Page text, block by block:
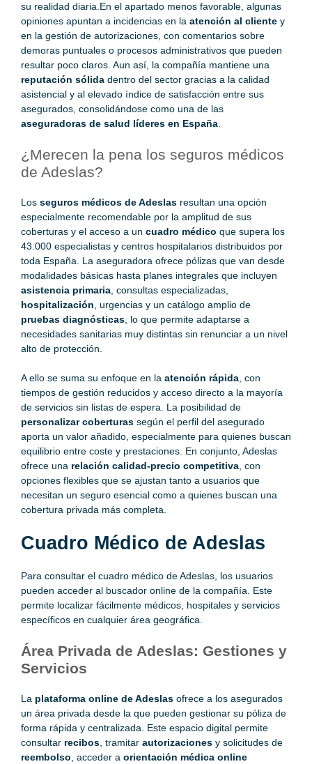
su realidad diaria.En el apartado menos favorable, algunas
opiniones apuntan a incidencias en la atención al cliente y
en la gestión de autorizaciones, con comentarios sobre
demoras puntuales o procesos administrativos que pueden
resultar poco claros. Aun así, la compañía mantiene una
reputación sólida dentro del sector gracias a la calidad
asistencial y al elevado índice de satisfacción entre sus
asegurados, consolidándose como una de las
aseguradoras de salud líderes en España
¿Merecen la pena los seguros médicos
de Adeslas?
Los seguros médicos de Adeslas resultan una opción
especialmente recomendable por la amplitud de sus
coberturas y el acceso a un cuadro médico que supera los
43.000 especialistas y centros hospitalarios distribuidos por
toda España. La aseguradora ofrece pólizas que van desde
modalidades básicas hasta planes integrales que incluyen
asistencia primaria , consultas especializadas,
hospitalización , urgencias y un catálogo amplio de
pruebas diagnósticas , lo que permite adaptarse a
necesidades sanitarias muy distintas sin renunciar a un nivel
alto de protección.
A ello se suma su enfoque en la atención rápida , con
tiempos de gestión reducidos y acceso directo a la mayoría
de servicios sin listas de espera. La posibilidad de
personalizar coberturas según el perfil del asegurado
aporta un valor añadido, especialmente para quienes buscan
equilibrio entre coste y prestaciones. En conjunto, Adeslas
ofrece una relación calidad-precio competitiva , con
opciones flexibles que se ajustan tanto a usuarios que
necesitan un seguro esencial como a quienes buscan una
cobertura privada más completa.
Cuadro Médico de Adeslas
Para consultar el cuadro médico de Adeslas, los usuarios
pueden acceder al buscador online de la compañía. Este
permite localizar fácilmente médicos, hospitales y servicios
específicos en cualquier área geográfica.
Área Privada de Adeslas: Gestiones y
Servicios
La plataforma online de Adeslas ofrece a los asegurados
un área privada desde la que pueden gestionar su póliza de
forma rápida y centralizada. Este espacio digital permite
consultar recibos , tramitar autorizaciones y solicitudes de
reembolso , acceder a orientación médica online